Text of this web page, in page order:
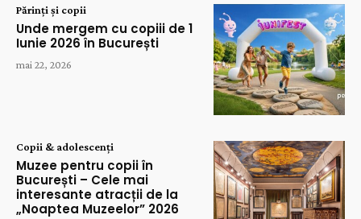
Părinți și copii
Unde mergem cu copiii de 1
Iunie 2026 în București
mai 22, 2026
Copii & adolescenți
Muzee pentru copii în
București – Cele mai
interesante atracții de la
„Noaptea Muzeelor” 2026